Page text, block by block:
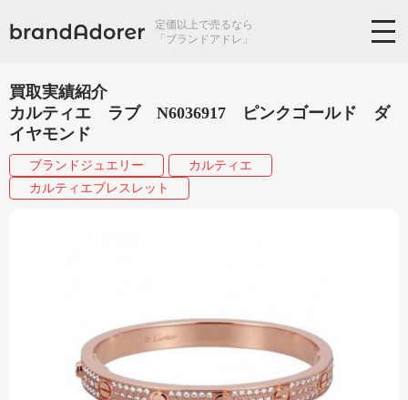
定価以上で売るなら
「ブランドアドレ」
買取実績紹介
カルティエ ラブ N6036917 ピンクゴールド ダ
イヤモンド
ブランドジュエリー
カルティエ
カルティエブレスレット